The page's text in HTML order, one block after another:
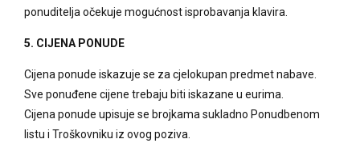
ponuditelja očekuje mogućnost isprobavanja klavira.
5. CIJENA PONUDE
Cijena ponude iskazuje se za cjelokupan predmet nabave.
Sve ponuđene cijene trebaju biti iskazane u eurima.
Cijena ponude upisuje se brojkama sukladno Ponudbenom
listu i Troškovniku iz ovog poziva.